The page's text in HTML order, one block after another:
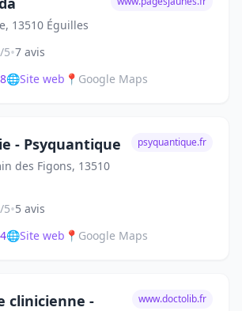
13510 Éguilles
5•7 avis
🌐Site web 📍 Google Maps
- Psyquantique
des Figons, 13510
psyquantique.fr
5•5 avis
🌐Site web 📍 Google Maps
clinicienne -
www.doctolib.fr